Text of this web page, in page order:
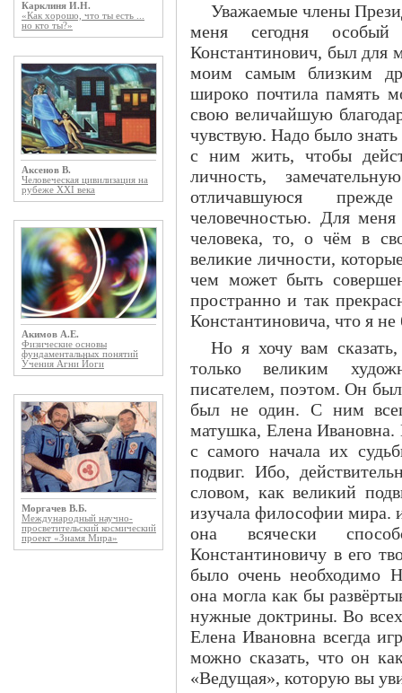
Карклиня И.Н.
«Как хорошо, что ты есть ...
но кто ты?»
Аксенов В.
Человеческая цивилизация на
рубеже XXI века
Акимов А.Е.
Физические основы
фундаментальных понятий
Учения Агни Йоги
Моргачев В.Б.
Международный научно-
просветительский космический
проект «Знамя Мира»
Уважаемые члены
меня сегодня
Константинович, был для
моим самым близким
широко почтила память
свою величайшую
чувствую. Надо было
с ним жить, чтобы
личность,
отличавшуюся
человечностью. Для
человека, то, о чём в
великие личности,
чем может быть
пространно и так
Константиновича, что я не
Но я хочу вам
только великим
писателем, поэтом. Он
был не один. С ним
матушка, Елена
с самого начала их
подвиг. Ибо,
словом, как великий
изучала философии мира.
она всячески
Константиновичу в его
было очень необходимо
она могла как бы
нужные доктрины. Во
Елена Ивановна всегда
можно сказать, что он
«Ведущая», которую вы